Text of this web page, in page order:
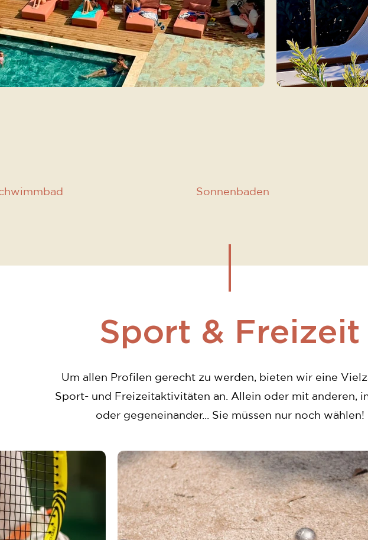
Sonnenbaden
Sport & Freizeit
Um allen Profilen gerecht zu werden, bieten wir eine
Sport- und Freizeitaktivitäten an. Allein oder mit anderen,
oder gegeneinander... Sie müssen nur noch wählen!